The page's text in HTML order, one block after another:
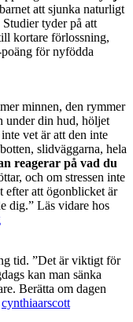
att sjunka naturligt
tyder på att
kortare förlossning,
för nyfödda
minnen, den rymmer
under din hud, höljet
vet är att den inte
slidväggarna, hela
reagerar på vad du
och om stressen inte
efter att ögonblicket är
dig.” Läs vidare hos
tid. ”Det är viktigt för
kan man sänka
Berätta om dagen
cynthiaarscott